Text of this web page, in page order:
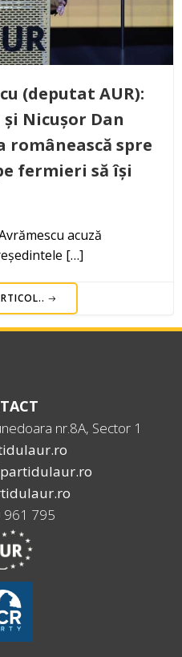
(deputat AUR):
Nicușor Dan
spre
fermieri să își
acuză
[…]
nr.8A, Sector 1
961 795